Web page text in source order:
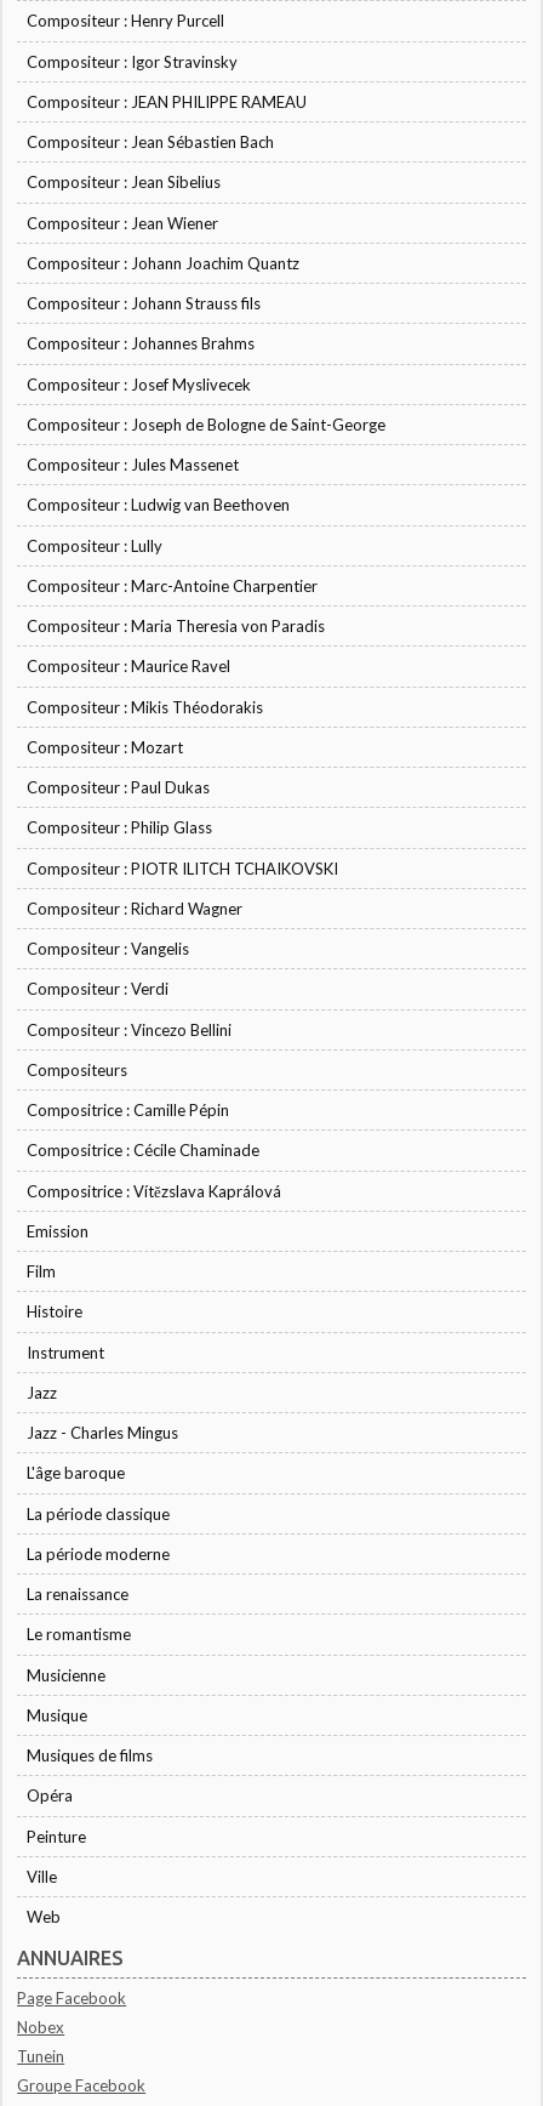
Compositeur : Henry Purcell
Compositeur : Igor Stravinsky
Compositeur : JEAN PHILIPPE RAMEAU
Compositeur : Jean Sébastien Bach
Compositeur : Jean Sibelius
Compositeur : Jean Wiener
Compositeur : Johann Joachim Quantz
Compositeur : Johann Strauss fils
Compositeur : Johannes Brahms
Compositeur : Josef Myslivecek
Compositeur : Joseph de Bologne de Saint-George
Compositeur : Jules Massenet
Compositeur : Ludwig van Beethoven
Compositeur : Lully
Compositeur : Marc-Antoine Charpentier
Compositeur : Maria Theresia von Paradis
Compositeur : Maurice Ravel
Compositeur : Mikis Théodorakis
Compositeur : Mozart
Compositeur : Paul Dukas
Compositeur : Philip Glass
Compositeur : PIOTR ILITCH TCHAIKOVSKI
Compositeur : Richard Wagner
Compositeur : Vangelis
Compositeur : Verdi
Compositeur : Vincezo Bellini
Compositeurs
Compositrice : Camille Pépin
Compositrice : Cécile Chaminade
Compositrice : Vítězslava Kaprálová
Emission
Film
Histoire
Instrument
Jazz
Jazz - Charles Mingus
L'âge baroque
La période classique
La période moderne
La renaissance
Le romantisme
Musicienne
Musique
Musiques de films
Opéra
Peinture
Ville
Web
ANNUAIRES
Page Facebook
Nobex
Tunein
Groupe Facebook